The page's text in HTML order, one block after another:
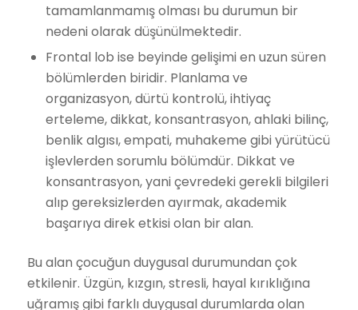
tamamlanmamış olması bu durumun bir
nedeni olarak düşünülmektedir.
Frontal lob ise beyinde gelişimi en uzun süren
bölümlerden biridir. Planlama ve
organizasyon, dürtü kontrolü, ihtiyaç
erteleme, dikkat, konsantrasyon, ahlaki bilinç,
benlik algısı, empati, muhakeme gibi yürütücü
işlevlerden sorumlu bölümdür. Dikkat ve
konsantrasyon, yani çevredeki gerekli bilgileri
alıp gereksizlerden ayırmak, akademik
başarıya direk etkisi olan bir alan.
Bu alan çocuğun duygusal durumundan çok
etkilenir. Üzgün, kızgın, stresli, hayal kırıklığına
uğramış gibi farklı duygusal durumlarda olan